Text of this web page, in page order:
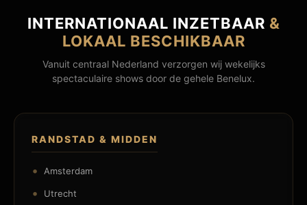
INTERNATIONAAL INZETBAAR &
LOKAAL BESCHIKBAAR
Vanuit centraal Nederland verzorgen wij wekelijks
spectaculaire shows door de gehele Benelux.
RANDSTAD & MIDDEN
Amsterdam
Utrecht